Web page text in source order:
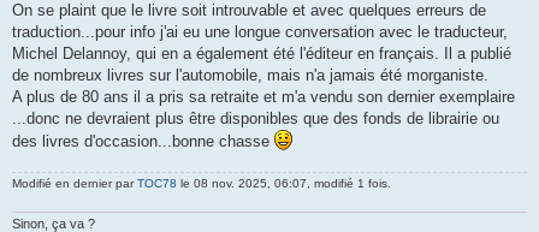
s
s
a
g
e
On se plaint que le livre soit introuvable et avec quelques erreurs de
traduction...pour info j'ai eu une longue conversation avec le traducteur,
Michel Delannoy, qui en a également été l'éditeur en français. Il a publié
de nombreux livres sur l'automobile, mais n'a jamais été morganiste.
A plus de 80 ans il a pris sa retraite et m'a vendu son dernier exemplaire
...donc ne devraient plus être disponibles que des fonds de librairie ou
des livres d'occasion...bonne chasse
Modifié en dernier parTOC78 le 08 nov. 2025, 06:07, modifié 1 fois.
Sinon, ça va ?